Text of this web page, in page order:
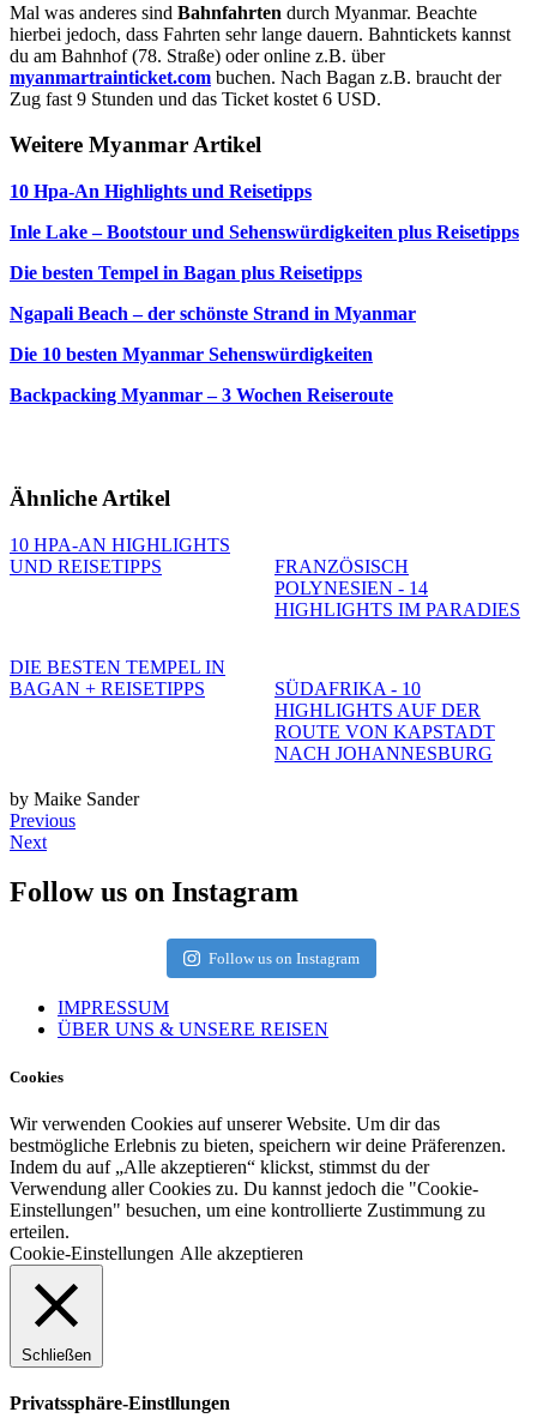
Mal was anderes sind Bahnfahrten durch Myanmar. Beachte
hierbei jedoch, dass Fahrten sehr lange dauern. Bahntickets kannst
du am Bahnhof (78. Straße) oder online z.B. über
myanmartrainticket.com buchen. Nach Bagan z.B. braucht der
Zug fast 9 Stunden und das Ticket kostet 6 USD.
Weitere Myanmar Artikel
10 Hpa-An Highlights und Reisetipps
Inle Lake – Bootstour und Sehenswürdigkeiten plus Reisetipps
Die besten Tempel in Bagan plus Reisetipps
Ngapali Beach – der schönste Strand in Myanmar
Die 10 besten Myanmar Sehenswürdigkeiten
Backpacking Myanmar – 3 Wochen Reiseroute
Ähnliche Artikel
10 HPA-AN HIGHLIGHTS
UND REISETIPPS
FRANZÖSISCH
POLYNESIEN - 14
HIGHLIGHTS IM PARADIES
DIE BESTEN TEMPEL IN
BAGAN + REISETIPPS
SÜDAFRIKA - 10
HIGHLIGHTS AUF DER
ROUTE VON KAPSTADT
NACH JOHANNESBURG
by Maike Sander
Previous
Next
Follow us on Instagram
Follow us on Instagram
IMPRESSUM
ÜBER UNS & UNSERE REISEN
Cookies
Wir verwenden Cookies auf unserer Website. Um dir das
bestmögliche Erlebnis zu bieten, speichern wir deine Präferenzen.
Indem du auf „Alle akzeptieren“ klickst, stimmst du der
Verwendung aller Cookies zu. Du kannst jedoch die "Cookie-
Einstellungen" besuchen, um eine kontrollierte Zustimmung zu
erteilen.
Cookie-Einstellungen Alle akzeptieren
Schließen
Privatssphäre-Einstllungen